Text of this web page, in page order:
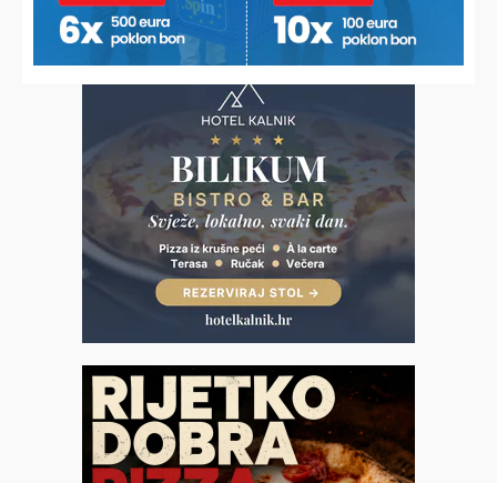
PODRAVINA I PRIGORJE I DALJE GUBE STANOVNIŠTVO
U pojedinim mjestima duplo više umrlih od rođenih, brakovi
najugroženiji u Rasinji